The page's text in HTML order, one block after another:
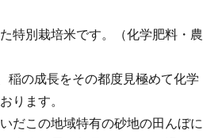
特別栽培米です。（化学肥料・農
稲の成長をその都度見極めて化学
ります。
だこの地域特有の砂地の田んぼに